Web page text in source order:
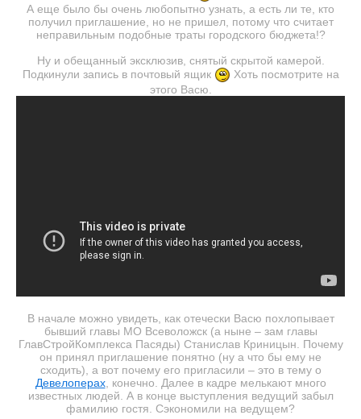
А еще было бы очень любопытно узнать, а есть ли те, кто
получил приглашение, но не пришел, потому что считает
неправильным подобные траты городского бюджета!?
Ну и обещанный эксклюзив, снятый скрытой камерой.
Подкинули запись в почтовый ящик
Хоть посмотрите на
этого Васю.
В начале можно увидеть, как отечески Васю похлопывает
бывший главы МО Всеволожск (а ныне – зам главы
ГлавСтройКомплекса Пасяды) Станислав Криницын. Почему
он принял приглашение понятно (ну а что бы ему не
сходить), а вот почему его пригласили – это в тему о
Девелоперах, конечно. Далее в кадре мелькают много
известных людей. А в конце выступления ведущий забыл
фамилию гостя. Сэкономили на ведущем?